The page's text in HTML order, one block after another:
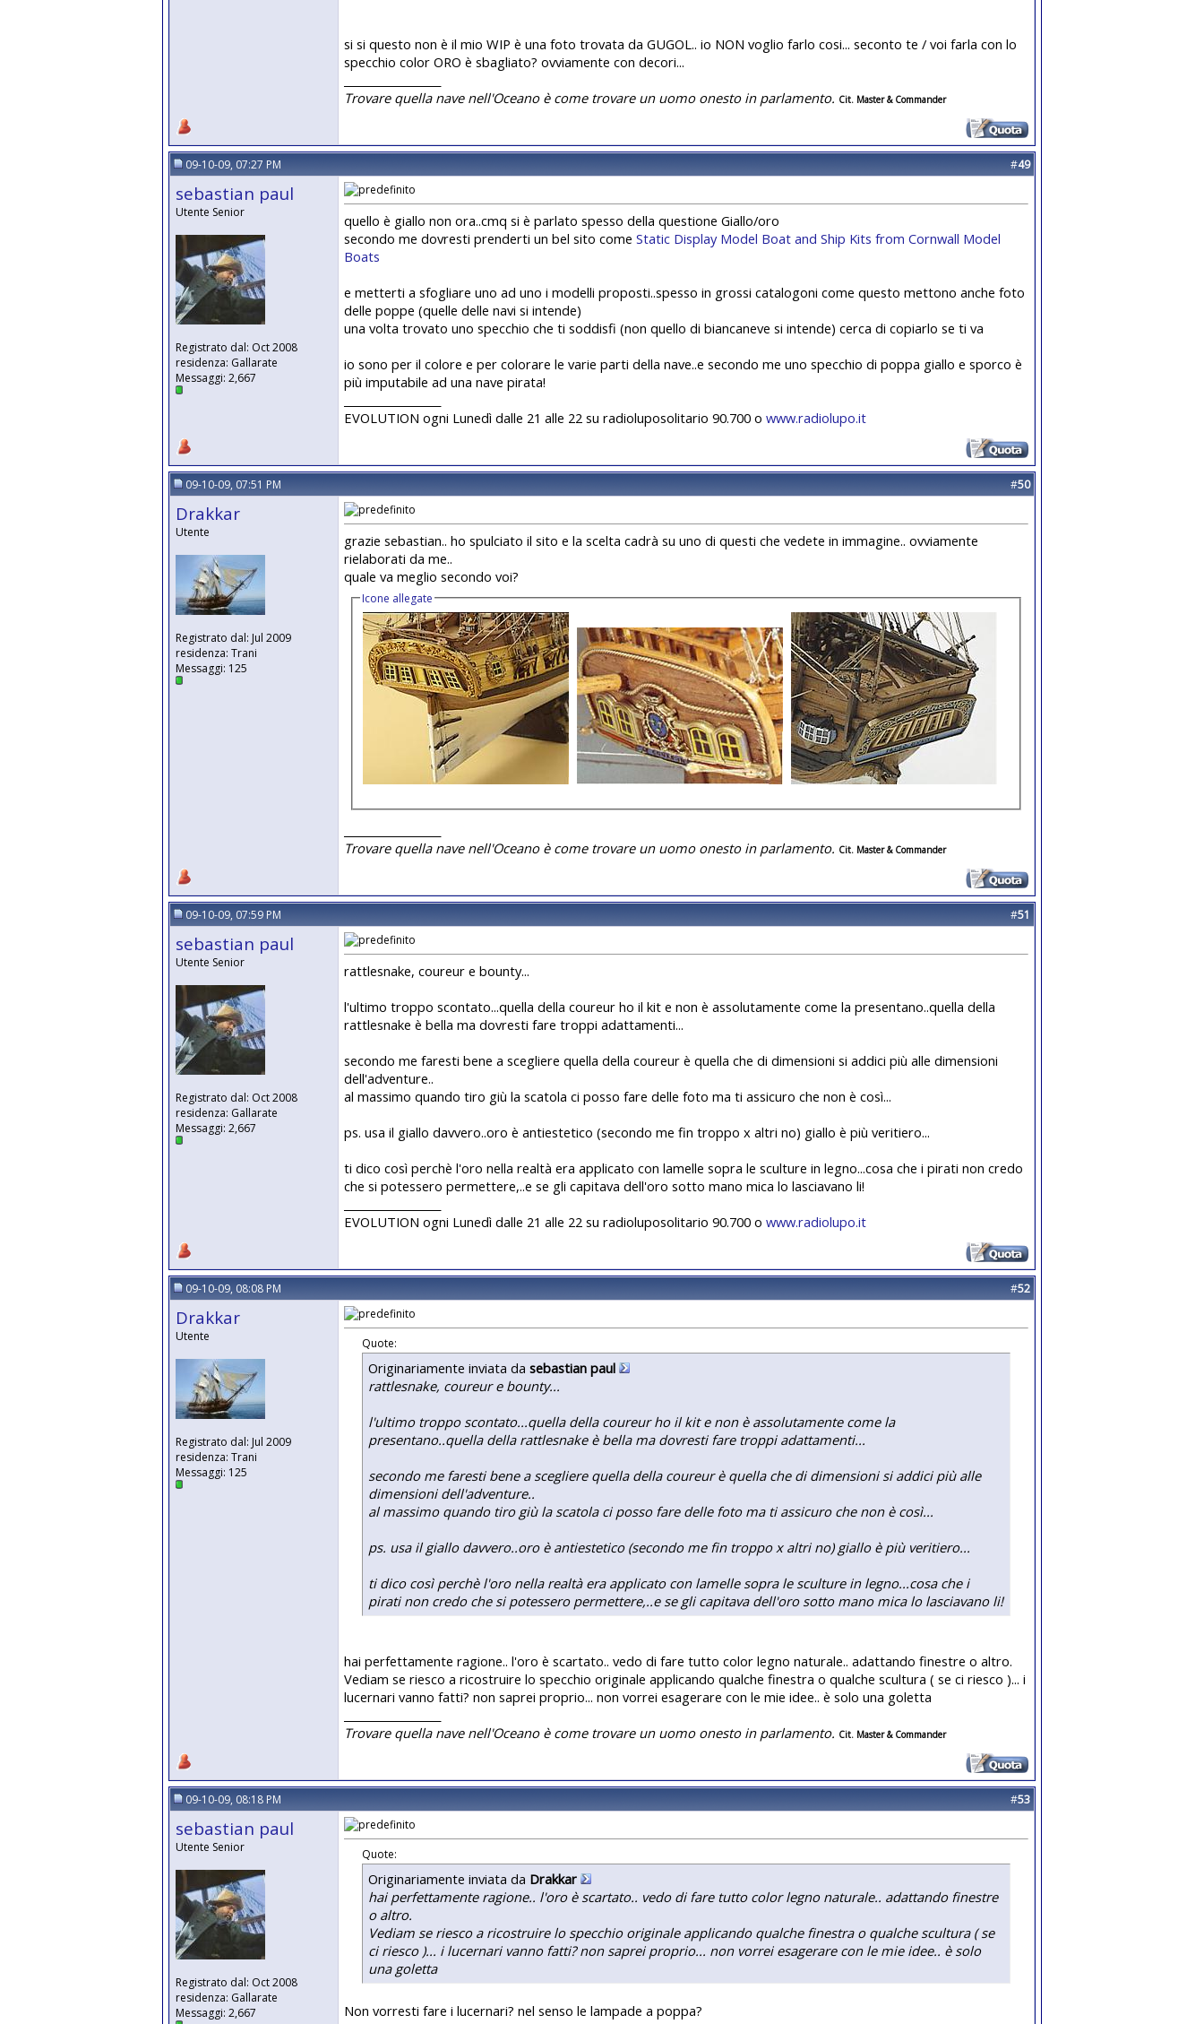
si si questo non è il mio WIP è una foto trovata da GUGOL.. io NON voglio farlo cosi... seconto te / voi farla con lo
specchio color ORO è sbagliato? ovviamente con decori...
Trovare quella nave nell'Oceano è come trovare un uomo onesto in parlamento. Cit. Master & Commander
09-10-09, 07:27 PM #49
sebastian paul
Utente Senior
Registrato dal: Oct 2008
residenza: Gallarate
Messaggi: 2,667
quello è giallo non ora..cmq si è parlato spesso della questione Giallo/oro
secondo me dovresti prenderti un bel sito come Static Display Model Boat and Ship Kits from Cornwall Model
Boats
e metterti a sfogliare uno ad uno i modelli proposti..spesso in grossi catalogoni come questo mettono anche foto
delle poppe (quelle delle navi si intende)
una volta trovato uno specchio che ti soddisfi (non quello di biancaneve si intende) cerca di copiarlo se ti va
io sono per il colore e per colorare le varie parti della nave..e secondo me uno specchio di poppa giallo e sporco è
più imputabile ad una nave pirata!
EVOLUTION ogni Lunedì dalle 21 alle 22 su radioluposolitario 90.700 o www.radiolupo.it
09-10-09, 07:51 PM #50
Drakkar
Utente
Registrato dal: Jul 2009
residenza: Trani
Messaggi: 125
grazie sebastian.. ho spulciato il sito e la scelta cadrà su uno di questi che vedete in immagine.. ovviamente
rielaborati da me..
quale va meglio secondo voi?
Icone allegate
Trovare quella nave nell'Oceano è come trovare un uomo onesto in parlamento. Cit. Master & Commander
09-10-09, 07:59 PM #51
sebastian paul
Utente Senior
Registrato dal: Oct 2008
residenza: Gallarate
Messaggi: 2,667
rattlesnake, coureur e bounty...
l'ultimo troppo scontato...quella della coureur ho il kit e non è assolutamente come la presentano..quella della
rattlesnake è bella ma dovresti fare troppi adattamenti...
secondo me faresti bene a scegliere quella della coureur è quella che di dimensioni si addici più alle dimensioni
dell'adventure..
al massimo quando tiro giù la scatola ci posso fare delle foto ma ti assicuro che non è così...
ps. usa il giallo davvero..oro è antiestetico (secondo me fin troppo x altri no) giallo è più veritiero...
ti dico così perchè l'oro nella realtà era applicato con lamelle sopra le sculture in legno...cosa che i pirati non credo
che si potessero permettere,..e se gli capitava dell'oro sotto mano mica lo lasciavano li!
EVOLUTION ogni Lunedì dalle 21 alle 22 su radioluposolitario 90.700 o www.radiolupo.it
09-10-09, 08:08 PM #52
Drakkar
Utente
Registrato dal: Jul 2009
residenza: Trani
Messaggi: 125
Quote:
Originariamente inviata da sebastian paul
rattlesnake, coureur e bounty...
l'ultimo troppo scontato...quella della coureur ho il kit e non è assolutamente come la
presentano..quella della rattlesnake è bella ma dovresti fare troppi adattamenti...
secondo me faresti bene a scegliere quella della coureur è quella che di dimensioni si addici più alle
dimensioni dell'adventure..
al massimo quando tiro giù la scatola ci posso fare delle foto ma ti assicuro che non è così...
ps. usa il giallo davvero..oro è antiestetico (secondo me fin troppo x altri no) giallo è più veritiero...
ti dico così perchè l'oro nella realtà era applicato con lamelle sopra le sculture in legno...cosa che i
pirati non credo che si potessero permettere,..e se gli capitava dell'oro sotto mano mica lo lasciavano li!
hai perfettamente ragione.. l'oro è scartato.. vedo di fare tutto color legno naturale.. adattando finestre o altro.
Vediam se riesco a ricostruire lo specchio originale applicando qualche finestra o qualche scultura ( se ci riesco )... i
lucernari vanno fatti? non saprei proprio... non vorrei esagerare con le mie idee.. è solo una goletta
Trovare quella nave nell'Oceano è come trovare un uomo onesto in parlamento. Cit. Master & Commander
09-10-09, 08:18 PM #53
sebastian paul
Utente Senior
Registrato dal: Oct 2008
residenza: Gallarate
Messaggi: 2,667
Quote:
Originariamente inviata da Drakkar
hai perfettamente ragione.. l'oro è scartato.. vedo di fare tutto color legno naturale.. adattando finestre
o altro.
Vediam se riesco a ricostruire lo specchio originale applicando qualche finestra o qualche scultura ( se
ci riesco )... i lucernari vanno fatti? non saprei proprio... non vorrei esagerare con le mie idee.. è solo
una goletta
Non vorresti fare i lucernari? nel senso le lampade a poppa?